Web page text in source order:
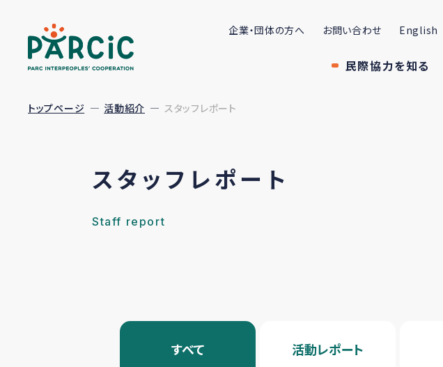
企業・団体の方へ お問い合わせ English
民際協力を知る
トップページ 活動紹介 スタッフレポート
スタッフレポート
Staff report
すべて 活動レポート